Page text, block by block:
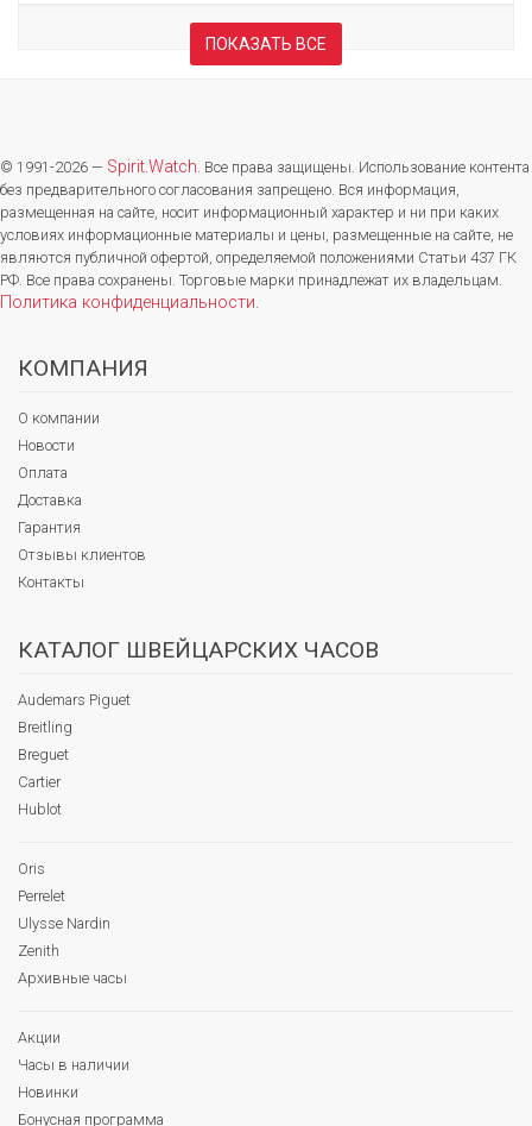
ПОКАЗАТЬ ВСЕ
© 1991-2026 — Spirit.Watch. Все права защищены. Использование контента
без предварительного согласования запрещено. Вся информация,
размещенная на сайте, носит информационный характер и ни при каких
условиях информационные материалы и цены, размещенные на сайте, не
являются публичной офертой, определяемой положениями Статьи 437 ГК
РФ. Все права сохранены. Торговые марки принадлежат их владельцам.
Политика конфиденциальности.
КОМПАНИЯ
О компании
Новости
Оплата
Доставка
Гарантия
Отзывы клиентов
Контакты
КАТАЛОГ ШВЕЙЦАРСКИХ ЧАСОВ
Audemars Piguet
Breitling
Breguet
Cartier
Hublot
Oris
Perrelet
Ulysse Nardin
Zenith
Архивные часы
Акции
Часы в наличии
Новинки
Бонусная программа